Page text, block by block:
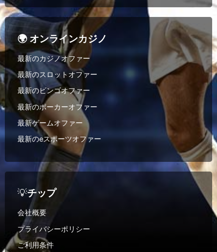
🌍 オンラインカジノ
最新のカジノオファー
最新のスロットオファー
最新のビンゴオファー
最新のポーカーオファー
最新ゲームオファー
最新のeスポーツオファー
💡チップ
会社概要
プライバシーポリシー
ご利用条件